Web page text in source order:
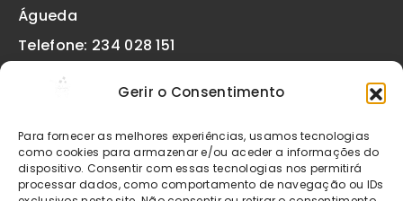
Gerir o Consentimento
Para fornecer as melhores experiências, usamos tecnologias
como cookies para armazenar e/ou aceder a informações do
dispositivo. Consentir com essas tecnologias nos permitirá
processar dados, como comportamento de navegação ou IDs
Águeda
Telefone: 234 028 151
geral@etiquetas-online.pt
Os preços indicados incluem IVA à taxa legal em vigor. Todos